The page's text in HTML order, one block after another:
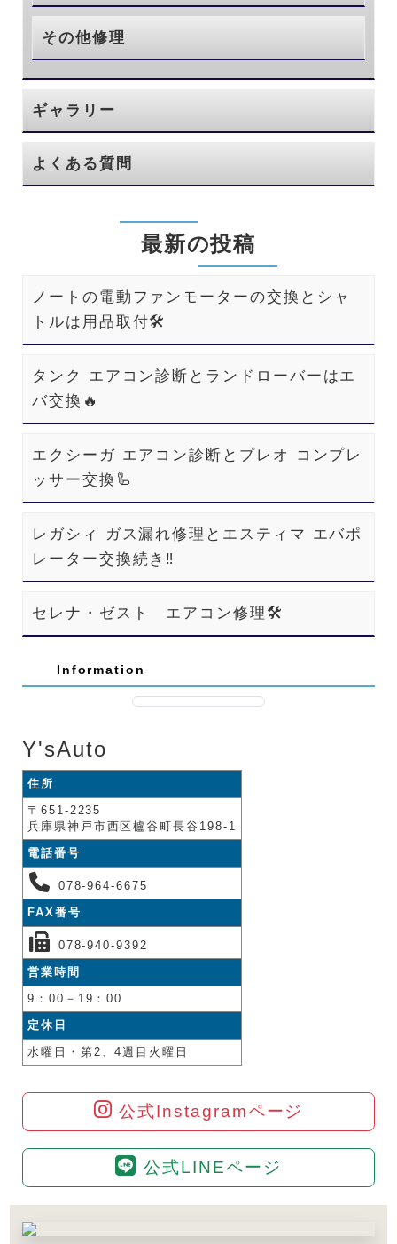
その他修理
ギャラリー
よくある質問
最新の投稿
ノートの電動ファンモーターの交換とシャ
トルは用品取付🛠️
タンク エアコン診断とランドローバーはエ
バ交換🔥
エクシーガ エアコン診断とプレオ コンプレ
ッサー交換🦾
レガシィ ガス漏れ修理とエスティマ エバポ
レーター交換続き‼️
セレナ・ゼスト エアコン修理🛠️
Information
Y'sAuto
住所
〒651-2235
兵庫県神戸市西区櫨谷町長谷198-1
電話番号
078-964-6675
FAX番号
078-940-9392
営業時間
9：00－19：00
定休日
水曜日・第2、4週目火曜日
公式Instagramページ
公式LINEページ